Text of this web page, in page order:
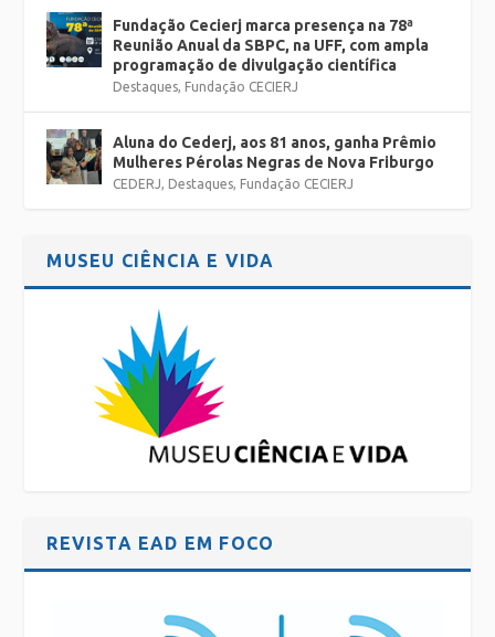
Fundação Cecierj marca presença na 78ª
Reunião Anual da SBPC, na UFF, com ampla
programação de divulgação científica
Destaques, Fundação CECIERJ
Aluna do Cederj, aos 81 anos, ganha Prêmio
Mulheres Pérolas Negras de Nova Friburgo
CEDERJ, Destaques, Fundação CECIERJ
MUSEU CIÊNCIA E VIDA
REVISTA EAD EM FOCO